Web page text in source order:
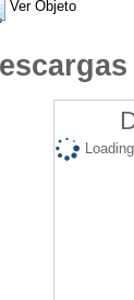
Ver Objeto